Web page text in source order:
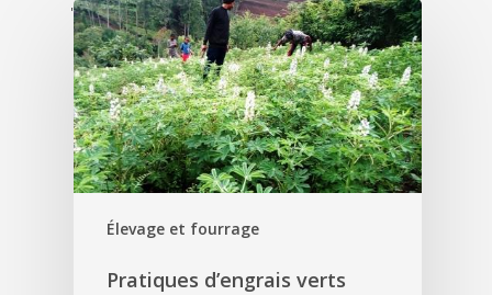
'
Élevage et fourrage
Pratiques d’engrais verts